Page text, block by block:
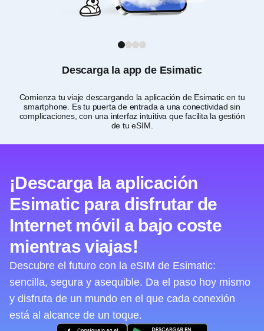
Descarga la app de Esimatic
Comienza tu viaje descargando la aplicación de Esimatic en tu
smartphone. Es tu puerta de entrada a una conectividad sin
complicaciones, con una interfaz intuitiva que facilita la gestión
de tu eSIM.
1
¡Descarga la aplicación
Esimatic para disfrutar de
Internet móvil a bajo coste
mientras viajas!
Descubre el futuro con la eSIM de Esimatic:
sencilla, segura y asequible. Da el paso hoy mismo
y disfruta de un mundo en el que cada conexión
está al alcance de un toque.